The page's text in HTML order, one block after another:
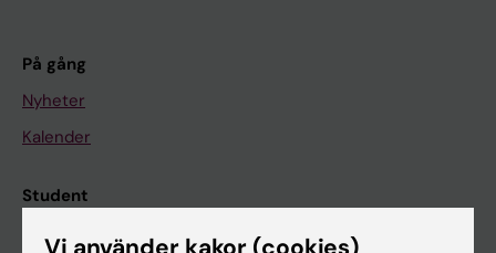
På gång
Nyheter
Kalender
Student
Ladok